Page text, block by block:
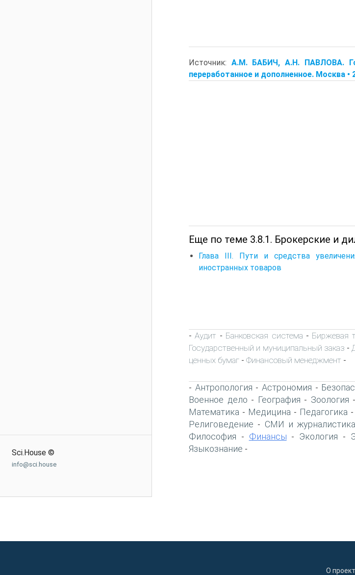
Sci.House ©
info@sci.house
Источник: A.M. БАБИЧ, A.H. ПАВЛОВА.
переработанное и дополненное. Москва •
Еще по теме 3.8.1. Брокерские и
Глава III. Пути и средства
иностранных товаров
-Аудит - Банковская система - Биржевая
Государственный и муниципальный заказ -
ценных бумаг - Финансовый менеджмент -
- Антропология -Астрономия -
Военное дело - География - Зоология -
Математика - Медицина - Педагогика -
Религоведение - СМИ и журналистика
Философия - Финансы - Экология -
Языкознание -
О